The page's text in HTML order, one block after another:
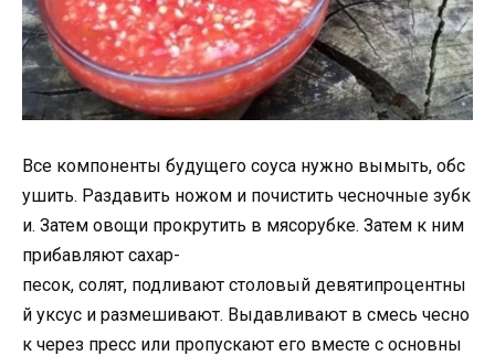
Все компоненты будущего соуса нужно вымыть, обс
ушить. Раздавить ножом и почистить чесночные зубк
и. Затем овощи прокрутить в мясорубке. Затем к ним
прибавляют сахар-
песок, солят, подливают столовый девятипроцентны
й уксус и размешивают. Выдавливают в смесь чесно
к через пресс или пропускают его вместе с основны